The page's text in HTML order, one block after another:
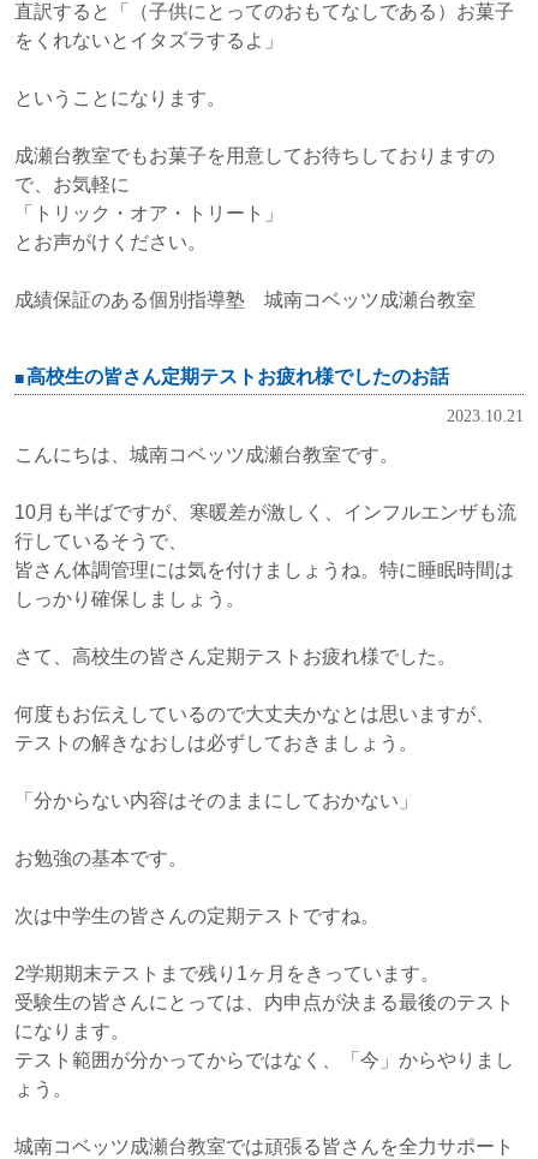
直訳すると「（子供にとってのおもてなしである）お菓子
をくれないとイタズラするよ」
ということになります。
成瀬台教室でもお菓子を用意してお待ちしておりますの
で、お気軽に
「トリック・オア・トリート」
とお声がけください。
成績保証のある個別指導塾 城南コベッツ成瀬台教室
高校生の皆さん定期テストお疲れ様でしたのお話
2023.10.21
こんにちは、城南コベッツ成瀬台教室です。
10月も半ばですが、寒暖差が激しく、インフルエンザも流
行しているそうで、
皆さん体調管理には気を付けましょうね。特に睡眠時間は
しっかり確保しましょう。
さて、高校生の皆さん定期テストお疲れ様でした。
何度もお伝えしているので大丈夫かなとは思いますが、
テストの解きなおしは必ずしておきましょう。
「分からない内容はそのままにしておかない」
お勉強の基本です。
次は中学生の皆さんの定期テストですね。
2学期期末テストまで残り1ヶ月をきっています。
受験生の皆さんにとっては、内申点が決まる最後のテスト
になります。
テスト範囲が分かってからではなく、「今」からやりまし
ょう。
城南コベッツ成瀬台教室では頑張る皆さんを全力サポート